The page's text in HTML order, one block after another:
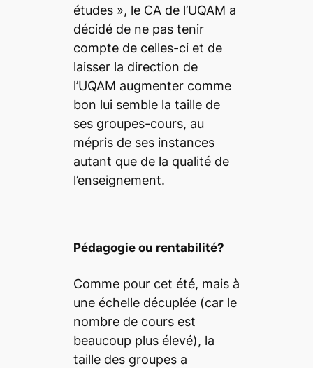
études», le CA de l’UQAM a
décidé de ne pas tenir
compte de celles-ci et de
laisser la direction de
l’UQAM augmenter comme
bon lui semble la taille de
ses groupes-cours, au
mépris de ses instances
autant que de la qualité de
l’enseignement.
Pédagogie ou rentabilité?
Comme pour cet été, mais à
une échelle décuplée (car le
nombre de cours est
beaucoup plus élevé), la
taille des groupes a